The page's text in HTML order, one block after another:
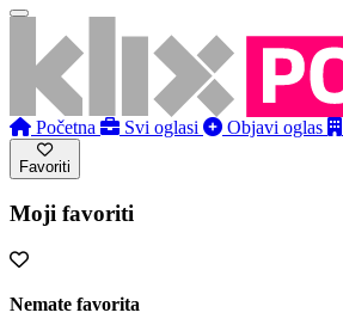
Početna Svi oglasi Objavi oglas
Favoriti
Moji favoriti
Nemate favorita